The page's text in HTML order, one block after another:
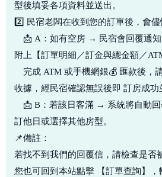
型後填妥各項資料並送出。
2️⃣ 民宿老闆在收到您的訂單後，會儘
📩 A：如有空房 → 民宿會回覆通知
附上【訂單明細／訂金與總金額／
完成 ATM 或手機網銀💰 匯款後，
收據，經民宿確認無誤後即 訂房成功
📩 B：若該日客滿 → 系統將自動回
訂他日或選擇其他房型。
📌備註：
若找不到我們的回覆信，請檢查是否
您也可回到本站點擊 【訂單查詢】